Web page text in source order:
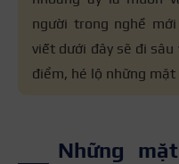
nghiệm
người trong nghề
viết dưới đây sẽ đi
điểm, hé lộ những
Những